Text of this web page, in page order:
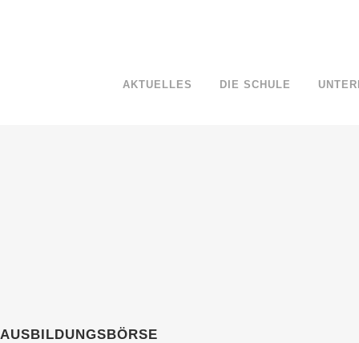
AKTUELLES DIE SCHULE
AUSBILDUNGSBÖRSE